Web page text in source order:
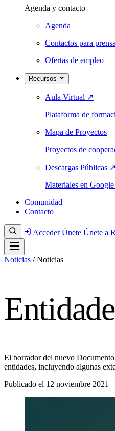
Agenda y contacto
Agenda
Contactos para prensa
Ofertas de empleo
Recursos
Aula Virtual ↗
Plataforma de
Mapa de Proyectos
Proyectos de
Descargas Públicas ↗
Materiales en
Comunidad
Contacto
AccederÚnete Únete a
Noticias / Noticias
El borrador del nuevo
entidades, incluyendo algunas
Publicado el 12 noviembre 2021